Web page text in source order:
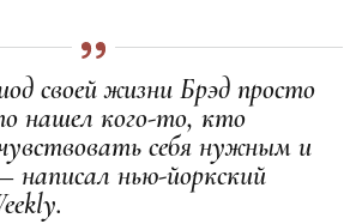
своей жизни Брэд просто
нашел кого-то, кто
себя нужным и
нью-йоркский